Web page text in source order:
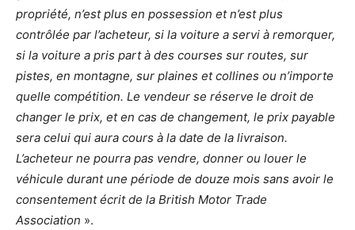
propriété, n’est plus en possession et n’est plus
contrôlée par l’acheteur, si la voiture a servi à remorquer,
si la voiture a pris part à des courses sur routes, sur
pistes, en montagne, sur plaines et collines ou n’importe
quelle compétition. Le vendeur se réserve le droit de
changer le prix, et en cas de changement, le prix payable
sera celui qui aura cours à la date de la livraison.
L’acheteur ne pourra pas vendre, donner ou louer le
véhicule durant une période de douze mois sans avoir le
consentement écrit de la British Motor Trade
Association ».